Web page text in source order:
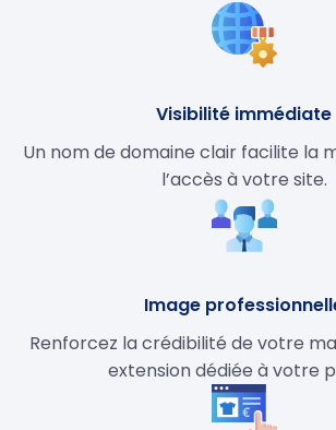
Visibilité immédiate
Un nom de domaine clair facilite la
l’accès à votre site.
Image
Renforcez la crédibilité de votre
extension dédiée à votre